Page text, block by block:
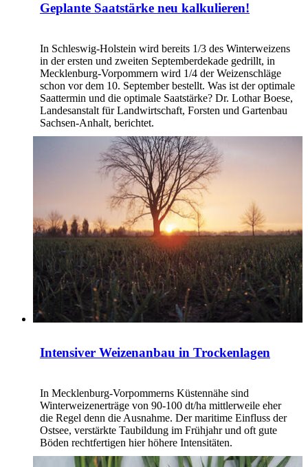
Geplante Saatstärke neu kalkulieren!
In Schleswig-Holstein wird bereits 1/3 des Winterweizens
in der ersten und zweiten Septemberdekade gedrillt, in
Mecklenburg-Vorpommern wird 1/4 der Weizenschläge
schon vor dem 10. September bestellt. Was ist der optimale
Saattermin und die optimale Saatstärke? Dr. Lothar Boese,
Landesanstalt für Landwirtschaft, Forsten und Gartenbau
Sachsen-Anhalt, berichtet.
Intensiver Weizenanbau in Trockenlagen
In Mecklenburg-Vorpommerns Küstennähe sind
Winterweizenerträge von 90-100 dt/ha mittlerweile eher
die Regel denn die Ausnahme. Der maritime Einfluss der
Ostsee, verstärkte Taubildung im Frühjahr und oft gute
Böden rechtfertigen hier höhere Intensitäten.